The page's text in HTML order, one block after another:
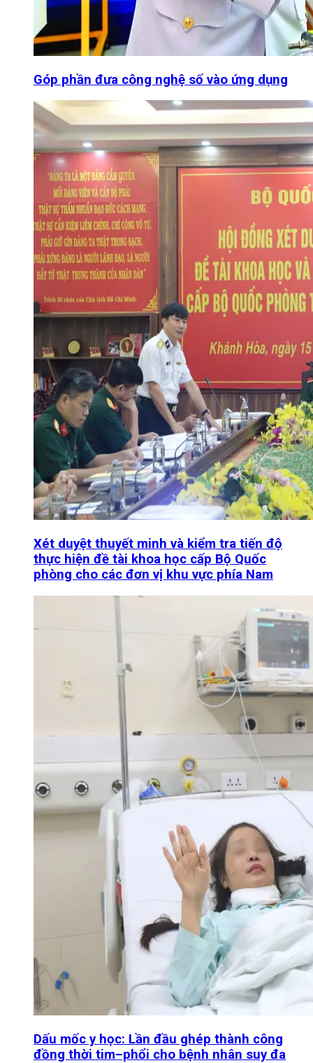
Góp phần đưa công nghệ số vào ứng dụng
Xét duyệt thuyết minh và kiểm tra tiến độ
thực hiện đề tài khoa học cấp Bộ Quốc
phòng cho các đơn vị khu vực phía Nam
Dấu mốc y học: Lần đầu ghép thành công
đồng thời tim–phổi cho bệnh nhân suy đa